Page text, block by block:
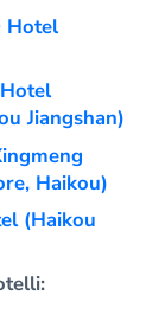
Hotel
Jiangshan)
Haikou)
(Haikou